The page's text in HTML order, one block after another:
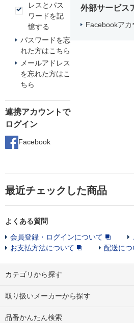
レスとパス
ワードを記
憶する
パスワードを忘
れた方はこちら
メールアドレス
を忘れた方はこ
ちら
連携アカウントで
ログイン
Facebook
外部サービス
Facebookアカ
最近チェックした商品
よくある質問
会員登録・ログインについて
お支払方法について
配送につ
カテゴリから探す
取り扱いメーカーから探す
品番かんたん検索